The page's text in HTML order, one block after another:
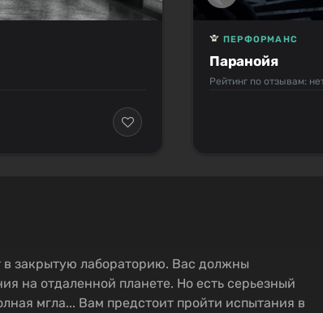
Паранойя
ПЕРФОРМАНС
Рейтинг по отзывам:
в закрытую лабораторию. Вас должны
на отдаленной планете. Но есть серьезный
мгла... Вам предстоит пройти испытания в